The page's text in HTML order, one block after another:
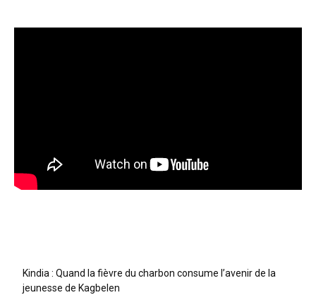
Kindia : Quand la fièvre du charbon consume l’avenir de la
jeunesse de Kagbelen